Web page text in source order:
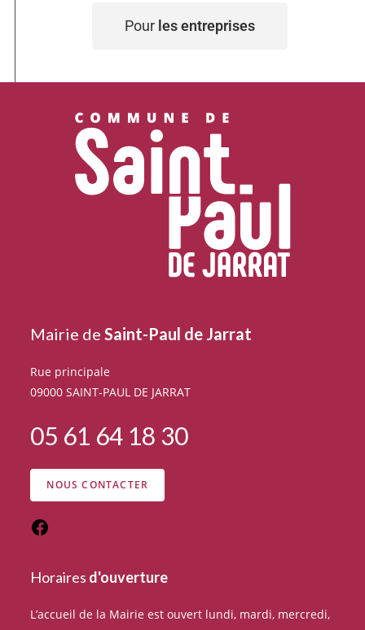
Pour les entreprises
Mairie deSaint-Paul de Jarrat
Rue principale
09000 SAINT-PAUL DE JARRAT
05 61 64 18 30
NOUS CONTACTER
Horaires d'ouverture
L’accueil de la Mairie est ouvert lundi, mardi, mercredi,